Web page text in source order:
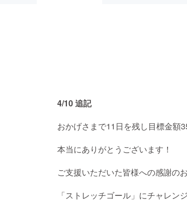
4/10 追記
おかげさまで11日を残し目標金額
本当にありがとうございます！
ご支援いただいた皆様への感謝の
「ストレッチゴール」にチャレン